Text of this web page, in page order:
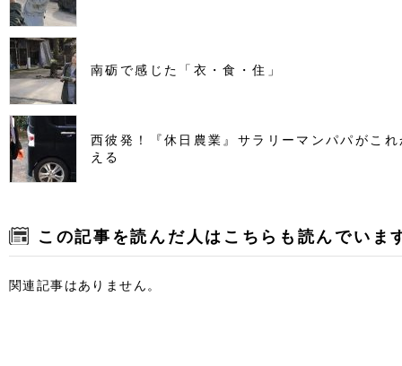
南砺で感じた「衣・食・住」
西彼発！『休日農業』サラリーマンパパがこ
える
この記事を読んだ人はこちらも読んでいま
関連記事はありません。